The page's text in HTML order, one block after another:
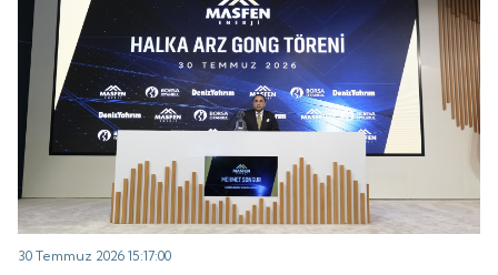
30 Temmuz 2026 15:17:00